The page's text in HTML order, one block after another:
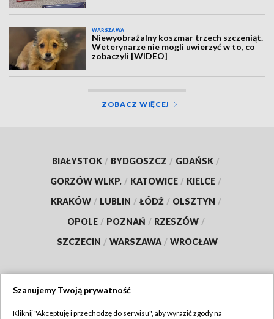
WARSZAWA
Niewyobrażalny koszmar trzech szczeniąt.
Weterynarze nie mogli uwierzyć w to, co
zobaczyli [WIDEO]
ZOBACZ WIĘCEJ
BIAŁYSTOK / BYDGOSZCZ / GDAŃSK /
GORZÓW WLKP. / KATOWICE / KIELCE /
KRAKÓW / LUBLIN / ŁÓDŹ / OLSZTYN /
OPOLE / POZNAŃ / RZESZÓW /
SZCZECIN / WARSZAWA / WROCŁAW
Szanujemy Twoją prywatność
Kliknij "Akceptuję i przechodzę do serwisu", aby wyrazić zgody na